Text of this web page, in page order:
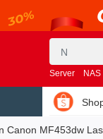
Server NAS
Canon MF453dw